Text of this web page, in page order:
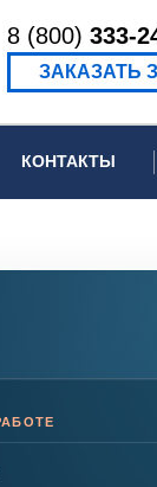
8 (800) 333-
ЗАКАЗАТЬ
КОНТАКТЫ